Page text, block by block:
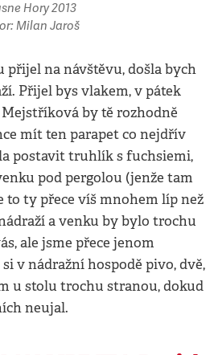
Hory 2013
Milan Jaroš
přijel na návštěvu, došla bych
Přijel bys vlakem, v pátek
by tě rozhodně
mít ten parapet co nejdřív
postavit truhlík s fuchsiemi,
pod pergolou (jenže tam
to ty přece víš mnohem líp než
a venku by bylo trochu
ale jsme přece jenom
v nádražní hospodě pivo, dvě,
u stolu trochu stranou, dokud
neujal.